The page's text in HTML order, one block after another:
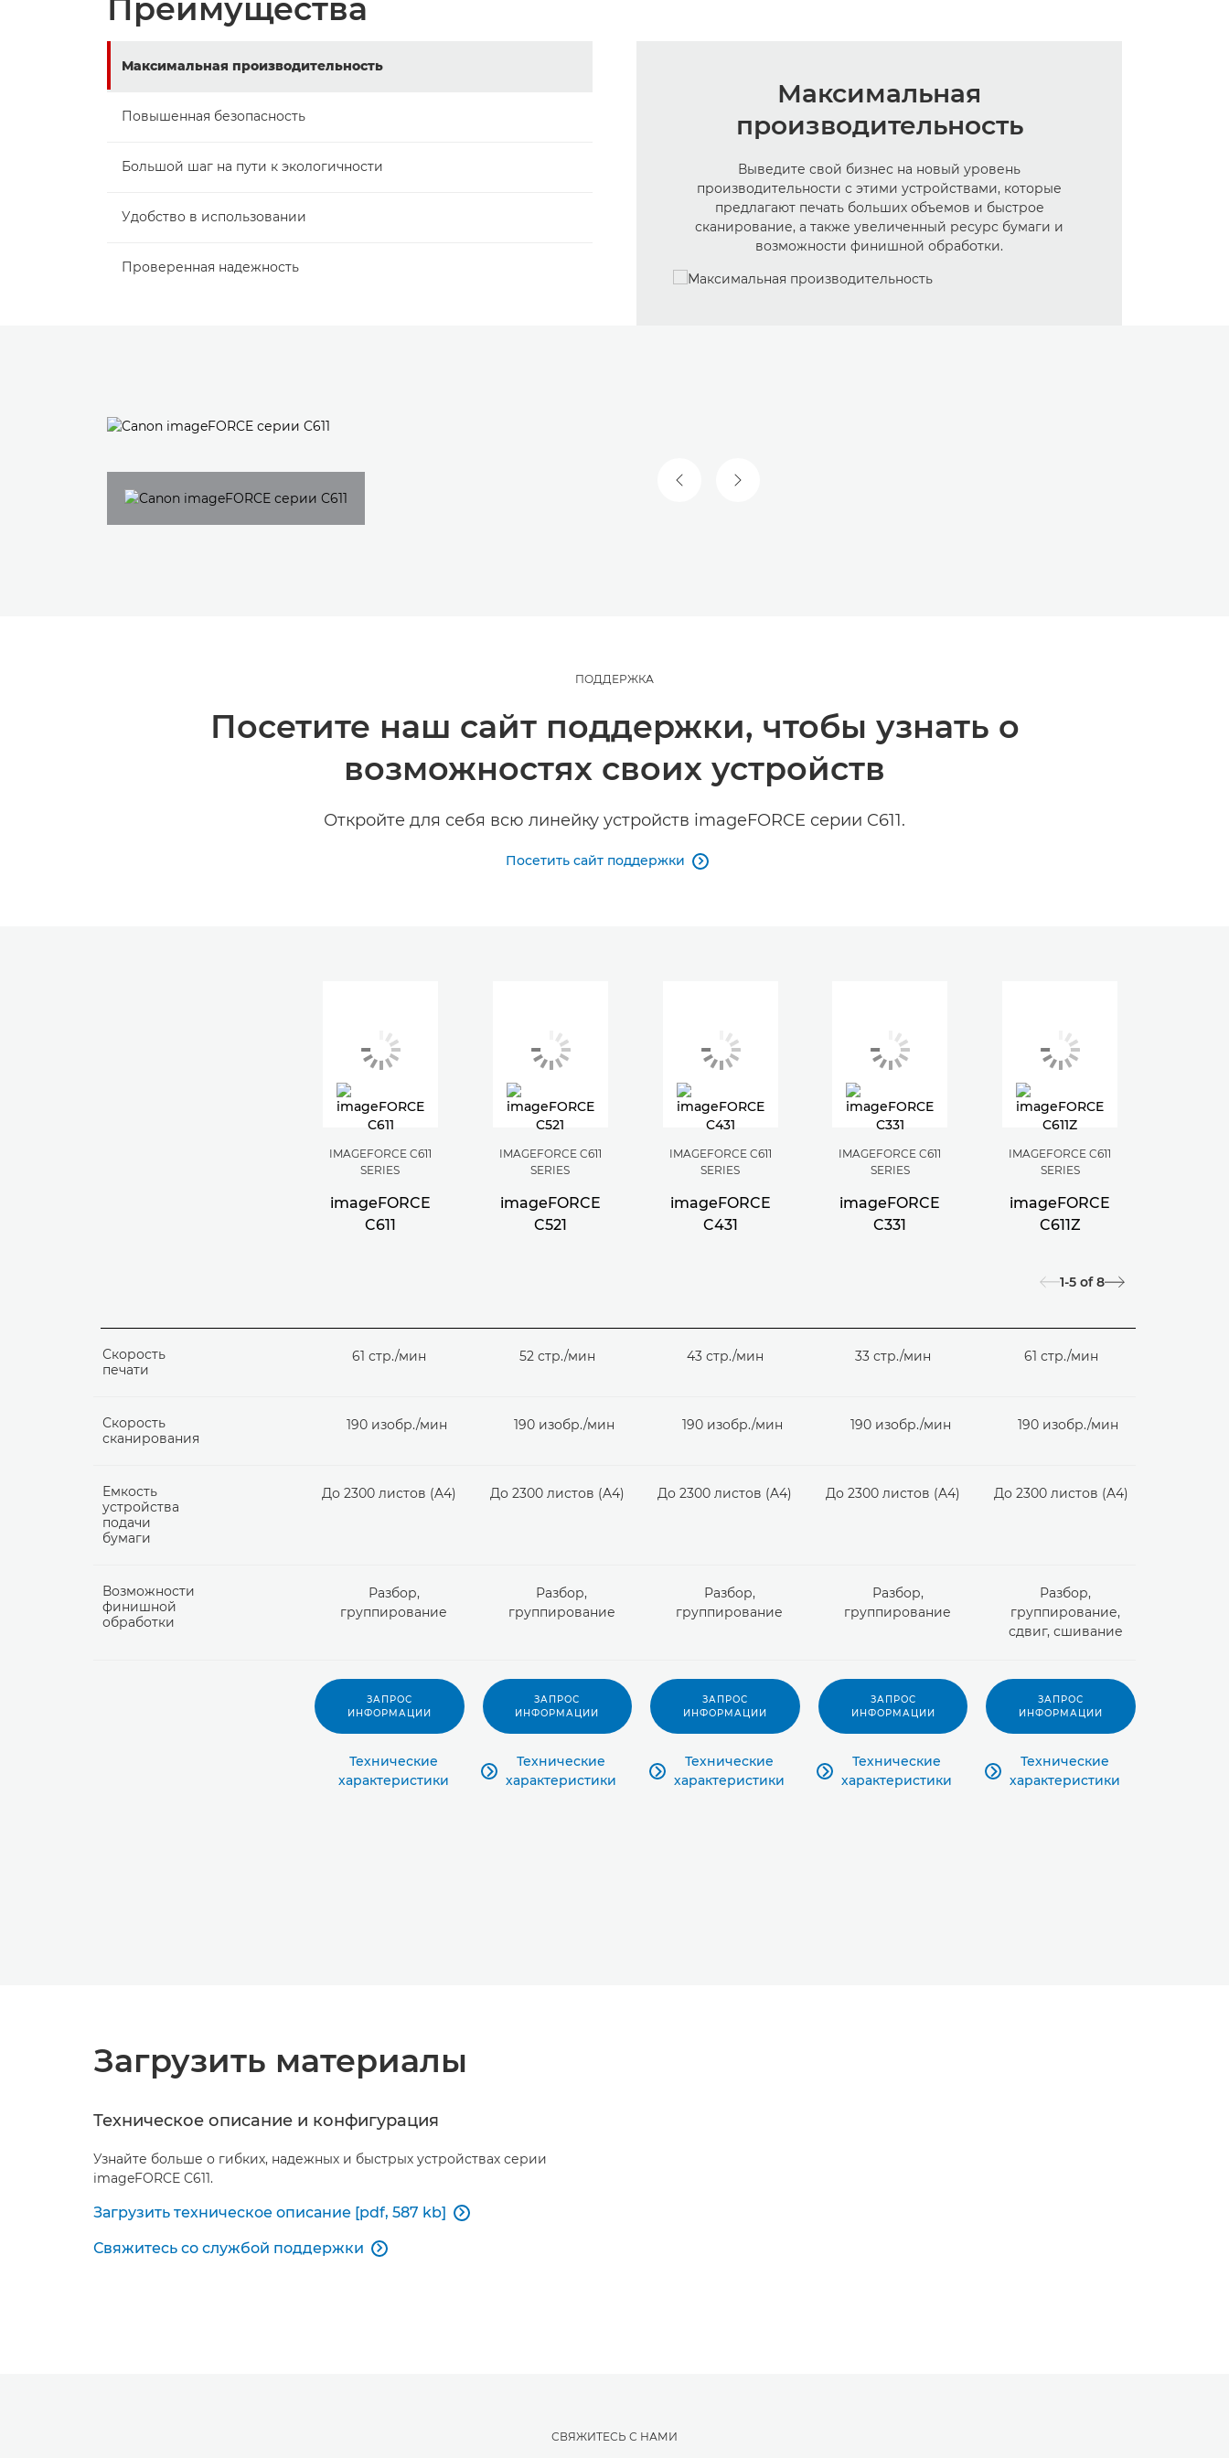
Преимущества
Максимальная производительность
Повышенная безопасность
Большой шаг на пути к экологичности
Удобство в использовании
Проверенная надежность
Максимальная
производительность
Выведите свой бизнес на новый уровень
производительности с этими устройствами, которые
предлагают печать больших объемов и быстрое
сканирование, а также увеличенный ресурс бумаги и
возможности финишной обработки.
ПРЕДЫДУЩИЙ СЛАЙД
СЛЕДУЮЩИЙ СЛАЙД
ПОДДЕРЖКА
Посетите наш сайт поддержки, чтобы узнать о
возможностях своих устройств
Откройте для себя всю линейку устройств imageFORCE серии C611.
Посетить сайт поддержки 
IMAGEFORCE C611
SERIES
imageFORCE
C611
IMAGEFORCE C611
SERIES
imageFORCE
C521
IMAGEFORCE C611
SERIES
imageFORCE
C431
IMAGEFORCE C611
SERIES
imageFORCE
C331
IMAGEFORCE C611
SERIES
imageFORCE
C611Z
1-5 of 8
Скорость
печати
61 стр./мин 52 стр./мин 43 стр./мин 33 стр./мин 61 стр./мин
Скорость
сканирования
190 изобр./мин 190 изобр./мин 190 изобр./мин 190 изобр./мин 190 изобр./мин
Емкость
устройства
подачи
бумаги
До 2300 листов (A4) До 2300 листов (A4) До 2300 листов (A4) До 2300 листов (A4) До 2300 листов (A4)
Возможности
финишной
обработки
Разбор,
группирование
Разбор,
группирование
Разбор,
группирование
Разбор,
группирование
Разбор,
группирование,
сдвиг, сшивание
ЗАПРОС
ИНФОРМАЦИИ
Технические
характеристики

ЗАПРОС
ИНФОРМАЦИИ
Технические
характеристики

ЗАПРОС
ИНФОРМАЦИИ
Технические
характеристики

ЗАПРОС
ИНФОРМАЦИИ
Технические
характеристики

ЗАПРОС
ИНФОРМАЦИИ
Технические
характеристики
Загрузить материалы
Техническое описание и конфигурация
Узнайте больше о гибких, надежных и быстрых устройствах серии
imageFORCE C611.
Загрузить техническое описание [pdf, 587 kb] 
Свяжитесь со службой поддержки 
СВЯЖИТЕСЬ С НАМИ